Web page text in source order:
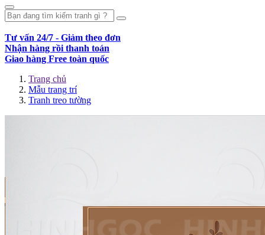
Tư vấn 24/7 - Giảm theo đơn
Nhận hàng rồi thanh toán
Giao hàng Free toàn quốc
Trang chủ
Mẫu trang trí
Tranh treo tường